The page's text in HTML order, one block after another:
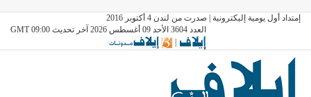
إمتداد أول يومية إليكترونية | صدرت من لندن 4 أكتوبر 2016
العدد 3604 الأحد 09 أغسطس 2026 آخر تحديث GMT 09:00
|